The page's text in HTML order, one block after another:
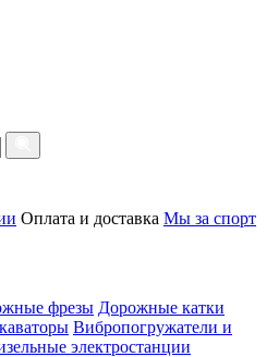
Оплата и доставка Мы за спорт
фрезы Дорожные катки
Вибропогружатели и
электростанции